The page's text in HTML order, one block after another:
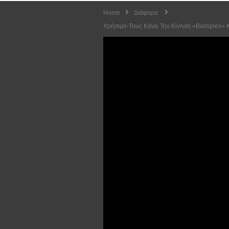
Home
Διάφορα
Χρήσιμο-Τους Κάνει Την Κίνηση «Ballsplex»